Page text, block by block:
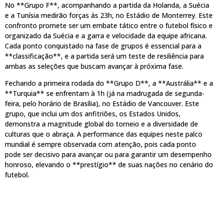
No **Grupo F**, acompanhando a partida da Holanda, a Suécia
e a Tunísia medirão forças às 23h, no Estádio de Monterrey. Este
confronto promete ser um embate tático entre o futebol físico e
organizado da Suécia e a garra e velocidade da equipe africana.
Cada ponto conquistado na fase de grupos é essencial para a
**classificação**, e a partida será um teste de resiliência para
ambas as seleções que buscam avançar à próxima fase.
Fechando a primeira rodada do **Grupo D**, a **Austrália** e a
**Turquia** se enfrentam à 1h (já na madrugada de segunda-
feira, pelo horário de Brasília), no Estádio de Vancouver. Este
grupo, que inclui um dos anfitriões, os Estados Unidos,
demonstra a magnitude global do torneio e a diversidade de
culturas que o abraça. A performance das equipes neste palco
mundial é sempre observada com atenção, pois cada ponto
pode ser decisivo para avançar ou para garantir um desempenho
honroso, elevando o **prestígio** de suas nações no cenário do
futebol.